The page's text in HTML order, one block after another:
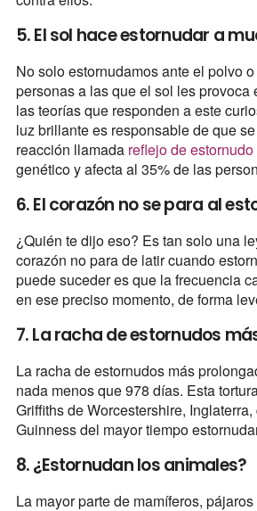
5. El sol hace estornudar a
No solo estornudamos ante el polvo
personas a las que el sol les provoca
las teorías que responden a este
luz brillante es responsable de que
reacción llamada reflejo de
genético y afecta al 35% de las
6. El corazón no se para al
¿Quién te dijo eso? Es tan solo una
corazón no para de latir cuando
puede suceder es que la frecuencia
en ese preciso momento, de forma
7. La racha de estornudos
La racha de estornudos más
nada menos que 978 días. Esta
Griffiths de Worcestershire,
Guinness del mayor tiempo
8. ¿Estornudan los animales?
La mayor parte de mamíferos,